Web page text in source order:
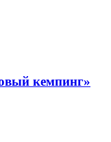
кемпинг»